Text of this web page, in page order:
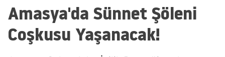
Amasya'da Sünnet Şöleni
Coşkusu Yaşanacak!